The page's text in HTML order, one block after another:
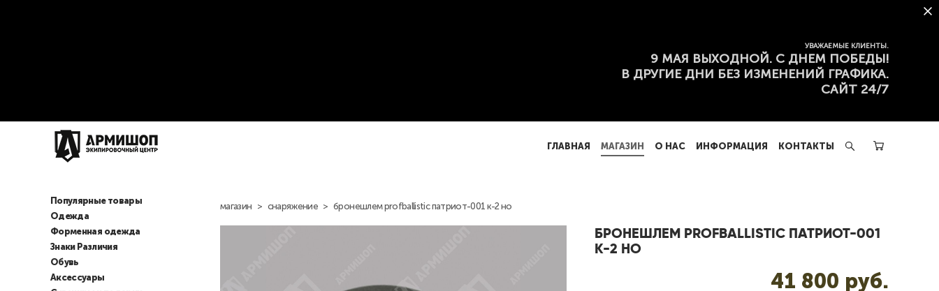
УВАЖАЕМЫЕ КЛИЕНТЫ.
9 МАЯ ВЫХОДНОЙ. С ДНЕМ ПОБЕДЫ!
В ДРУГИЕ ДНИ БЕЗ ИЗМЕНЕНИЙ ГРАФИКА.
САЙТ 24/7
ГЛАВНАЯ МАГАЗИН О НАС ИНФОРМАЦИЯ КОНТАКТЫ
Популярные товары
Одежда
Форменная одежда
Знаки Различия
Обувь
Аксессуары
магазин > снаряжение > бронешлем profballistic патриот-001 к-2 но
БРОНЕШЛЕМ PROFBALLISTIC ПАТРИОТ-001
К-2 НО
41 800 pуб.